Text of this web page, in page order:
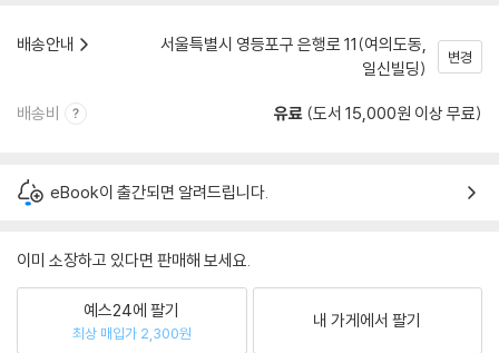
배송안내
서울특별시 영등포구 은행로 11(여의도동,
일신빌딩)
변경
배송비 유료 (도서 15,000원 이상 무료)
eBook이 출간되면 알려드립니다.
이미 소장하고 있다면 판매해 보세요.
예스24에 팔기
최상 매입가 2,300원
내 가게에서 팔기